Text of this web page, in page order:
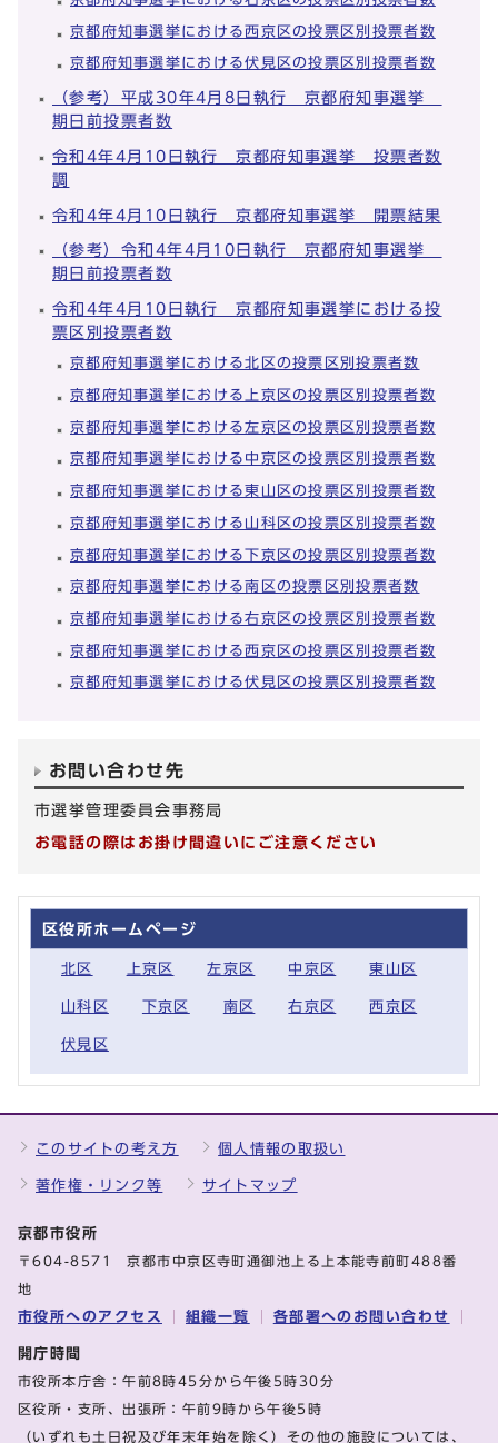
京都府知事選挙における西京区の投票区別投票者数
京都府知事選挙における伏見区の投票区別投票者数
（参考）平成30年4月8日執行 京都府知事選挙
期日前投票者数
令和4年4月10日執行 京都府知事選挙 投票者数
調
令和4年4月10日執行 京都府知事選挙 開票結果
（参考）令和4年4月10日執行 京都府知事選挙
期日前投票者数
令和4年4月10日執行 京都府知事選挙における投
票区別投票者数
京都府知事選挙における北区の投票区別投票者数
京都府知事選挙における上京区の投票区別投票者数
京都府知事選挙における左京区の投票区別投票者数
京都府知事選挙における中京区の投票区別投票者数
京都府知事選挙における東山区の投票区別投票者数
京都府知事選挙における山科区の投票区別投票者数
京都府知事選挙における下京区の投票区別投票者数
京都府知事選挙における南区の投票区別投票者数
京都府知事選挙における右京区の投票区別投票者数
京都府知事選挙における西京区の投票区別投票者数
京都府知事選挙における伏見区の投票区別投票者数
お問い合わせ先
市選挙管理委員会事務局
お電話の際はお掛け間違いにご注意ください
区役所ホームページ
北区 上京区 左京区 中京区 東山区
山科区 下京区 南区 右京区 西京区
伏見区
このサイトの考え方 個人情報の取扱い
著作権・リンク等 サイトマップ
京都市役所
〒604-8571 京都市中京区寺町通御池上る上本能寺前町488番
地
市役所へのアクセス 組織一覧 各部署へのお問い合わせ
開庁時間
市役所本庁舎：午前8時45分から午後5時30分
区役所・支所、出張所：午前9時から午後5時
（いずれも土日祝及び年末年始を除く）その他の施設については、